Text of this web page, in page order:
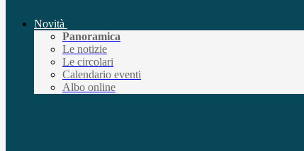
Novità
Panoramica
Le notizie
Le circolari
Calendario eventi
Albo online